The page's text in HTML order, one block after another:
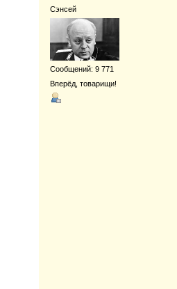
Сэнсей
Сообщений: 9 771
Вперёд, товарищи!